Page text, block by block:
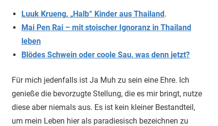
Luuk Krueng, „Halb“ Kinder aus Thailand.
Mai Pen Rai – mit stoischer Ignoranz in Thailand
leben
Blödes Schwein oder coole Sau, was denn jetzt?
Für mich jedenfalls ist Ja Muh zu sein eine Ehre. Ich
genieße die bevorzugte Stellung, die es mir bringt, nutze
diese aber niemals aus. Es ist kein kleiner Bestandteil,
um mein Leben hier als paradiesisch bezeichnen zu